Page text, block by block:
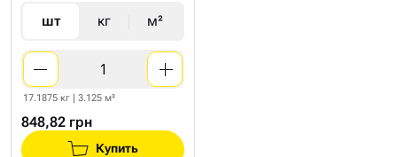
шт кг м²
17.1875 кг | 3.125 м²
848,82 грн
Купить